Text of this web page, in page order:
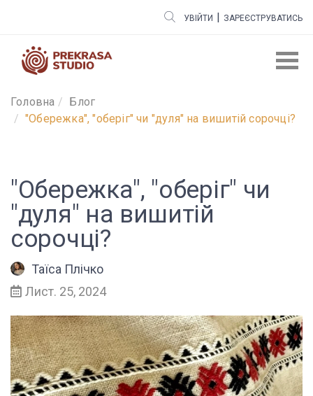
УВІЙТИ | ЗАРЕЄСТРУВАТИСЬ
Головна
Блог
"Обережка", "оберіг" чи "дуля" на вишитій сорочці?
"Обережка", "оберіг" чи
"дуля" на вишитій
сорочці?
Таїса Плічко
Лист. 25, 2024